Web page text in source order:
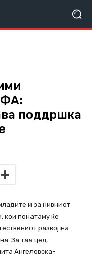
поддршка
и за нивниот
кои понатаму ќе
развој на
За таа цел,
Ангеловска-